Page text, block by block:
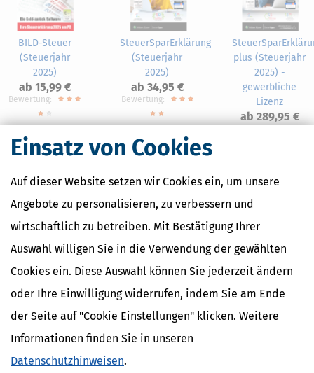
Einsatz von Cookies
Auf dieser Website setzen wir Cookies ein, um unsere
Angebote zu personalisieren, zu verbessern und
wirtschaftlich zu betreiben. Mit Bestätigung Ihrer
Auswahl willigen Sie in die Verwendung der gewählten
Cookies ein. Diese Auswahl können Sie jederzeit ändern
oder Ihre Einwilligung widerrufen, indem Sie am Ende
der Seite auf "Cookie Einstellungen" klicken. Weitere
Informationen finden Sie in unseren
Datenschutzhinweisen.
BILD-Steuer
(Steuerjahr
2025)
ab 15,99 €
Bewertung:
SteuerSparErklärung
(Steuerjahr
2025)
ab 34,95 €
Bewertung:
plus (Steuerjahr
2025) -
gewerbliche
Lizenz
ab 289,95 €
Nahe Finanzämter
Finanzamt Kaufbeuren
Finanzamt Memmingen
Finanzamtsuche